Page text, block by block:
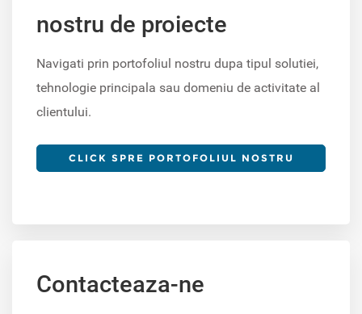
nostru de proiecte
Navigati prin portofoliul nostru dupa tipul solutiei,
tehnologie principala sau domeniu de activitate al
clientului.
CLICK SPRE PORTOFOLIUL NOSTRU
Contacteaza-ne